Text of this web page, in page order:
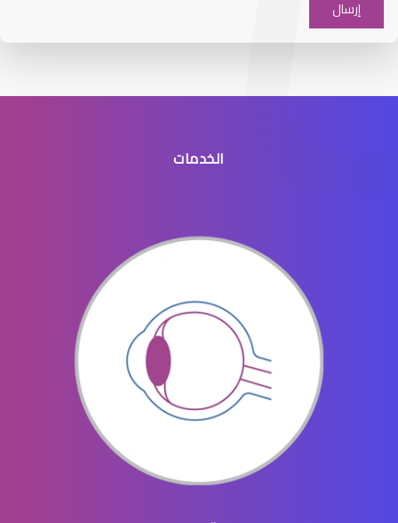
عيون الاطفال الخدج
عيون الاطفال المنتفخه
عيون الاطفال المنغوليين
الخدمات